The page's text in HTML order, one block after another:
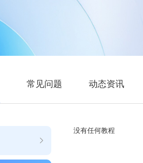
常见问题 动态资讯
没有任何教程